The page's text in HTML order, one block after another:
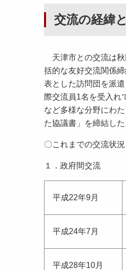
交流の経緯
天津市との交流は秋
括的な友好交流関係
表とした訪問団を派
際交流員1名を受入れ
など多様な分野にわ
た協議書」を締結した
〇これまでの交流状況
１．政府間交流
平成22年9月
平成24年7月
平成28年10月